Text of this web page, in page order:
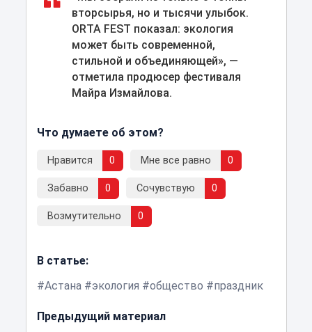
вторсырья, но и тысячи улыбок.
ORTA FEST показал: экология
может быть современной,
стильной и объединяющей», —
отметила продюсер фестиваля
Майра Измайлова.
Что думаете об этом?
Нравится 0 Мне все равно 0
Забавно 0 Сочувствую 0
Возмутительно 0
В статье:
Астана
экология общество праздник
Предыдущий материал